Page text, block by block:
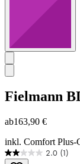
Fielmann
ab163,90 €
inkl. Comfort Plus-
2.0 (1)
2.0